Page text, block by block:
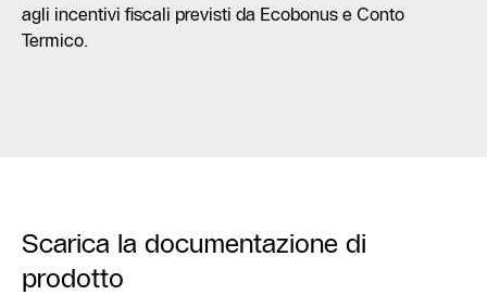
agli incentivi fiscali previsti da Ecobonus e Conto
Termico.
Scarica la documentazione di
prodotto